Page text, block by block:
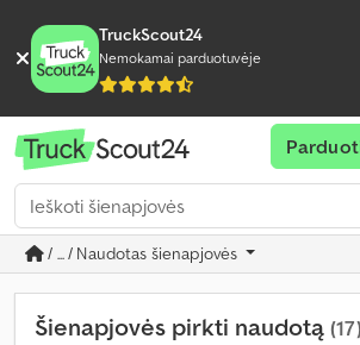
TruckScout24
Nemokamai parduotuvėje
/ ... / Naudotas šienapjovės
Šienapjovės pirkti naudotą (17)